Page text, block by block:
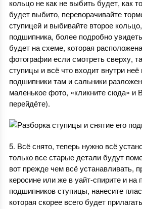
кольцо не как не выбить будет, как
будет выбито, переворачивайте
ступицей и выбивайте второе
подшипника, более подробно
будет на схеме, которая
фотографии если смотреть сверху,
ступицы и всё что входит внутри неё
подшипники там и сальники
маленькое фото, «кликните сюда» и
перейдёте).
5. Всё снято, теперь нужно всё
только все старые детали будут
вот прежде чем всё устанавливать,
керосине или же в уайт-спирите и на
подшипников ступицы, нанесите
которая скорее всего будет